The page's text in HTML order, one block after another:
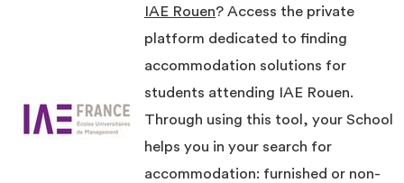
Blog
You can do your research according to the type of property to rent,
to the surface, and you have access to the distance of the suggested
accommodation compared to the IAE Rouen.
Once the perfect treasure found, you can contact the owner very
connected to your account.
The site ImmoJeune.com is free and will allow you to stay near the IAE
Rouen in the best possible conditions.
Good luck and good moving.
IAE Rouen? Access the private
platform dedicated to finding
accommodation solutions for
students attending IAE Rouen.
Through using this tool, your School
helps you in your search for
accommodation: furnished or non-